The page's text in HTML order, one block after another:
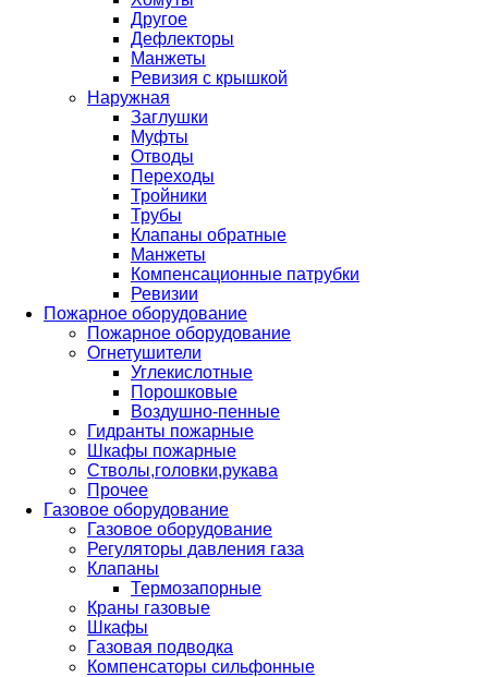
Другое
Дефлекторы
Манжеты
Ревизия с крышкой
Наружная
Заглушки
Муфты
Отводы
Переходы
Тройники
Трубы
Клапаны обратные
Манжеты
Компенсационные патрубки
Ревизии
Пожарное оборудование
Пожарное оборудование
Огнетушители
Углекислотные
Порошковые
Воздушно-пенные
Гидранты пожарные
Шкафы пожарные
Стволы,головки,рукава
Прочее
Газовое оборудование
Газовое оборудование
Регуляторы давления газа
Клапаны
Термозапорные
Краны газовые
Шкафы
Газовая подводка
Компенсаторы сильфонные